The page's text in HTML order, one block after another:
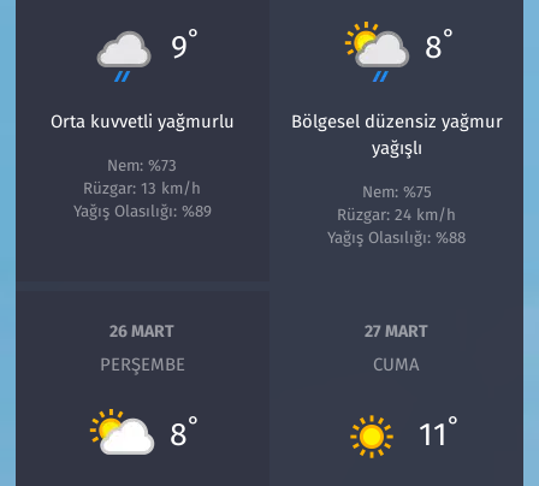
9°
Orta kuvvetli yağmurlu
Nem: %73
Rüzgar: 13 km/h
Yağış Olasılığı: %89
8°
Bölgesel düzensiz yağmur
yağışlı
Nem: %75
Rüzgar: 24 km/h
Yağış Olasılığı: %88
26 MART
PERŞEMBE
8°
27 MART
CUMA
11°